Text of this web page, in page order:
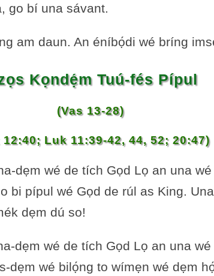
go bí una sávant.
am daun. An éníbọ́di wé bríng
Kọndẹ́m Tuú-fés Pípul
(Vas 13-28)
12:40; Luk 11:39-42, 44, 52; 20:47)
dẹm wé de tích Gọd Lọ an una
bi pípul wé Gọd de rúl as King.
dẹm dú so!
dẹm wé de tích Gọd Lọ an una
dẹm wé bilọ́ng to wímẹn wé dẹm